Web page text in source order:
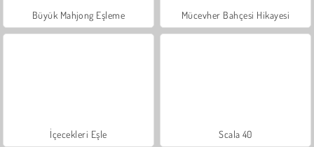
Büyük Mahjong Eşleme Mücevher Bahçesi Hikayesi
İçecekleri Eşle Scala 40